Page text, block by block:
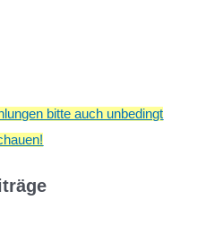
bitte auch unbedingt